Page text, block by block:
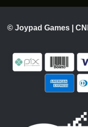
© Joypad Games |